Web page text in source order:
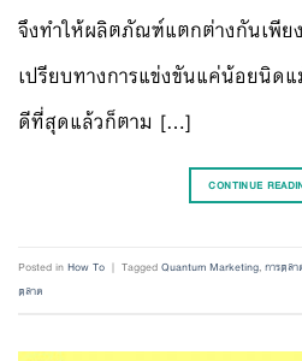
จึงทำให้ผลิตภัณฑ์แตกต่างกันเพีย
เปรียบทางการแข่งขันแค่น้อยนิด
ดีที่สุดแล้วก็ตาม […]
CONTINUE
Posted inHow To | TaggedQuantum Marketing,การตลา
ตลาด